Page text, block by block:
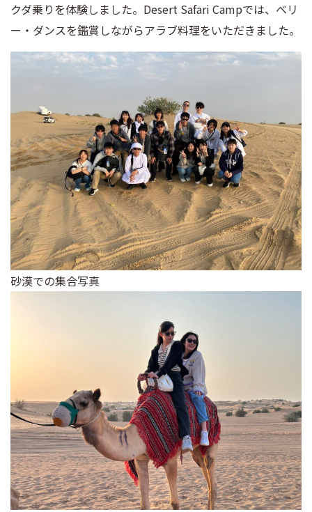
クダ乗りを体験しました。Desert Safari Campでは、ベリ
ー・ダンスを鑑賞しながらアラブ料理をいただきました。
砂漠での集合写真